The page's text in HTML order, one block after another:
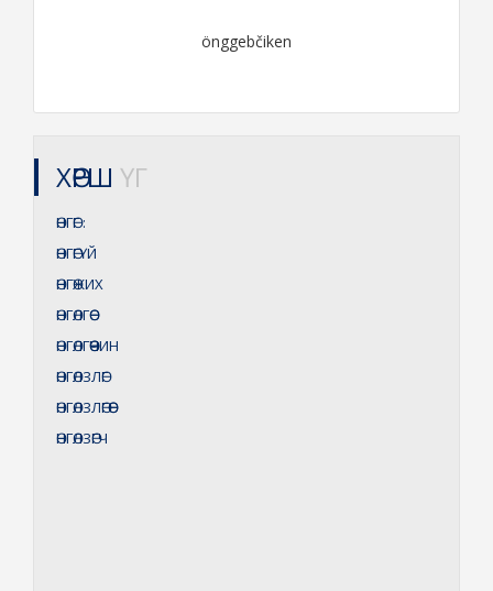
önggebčiken
ХӨРШ ҮГ
ӨНГӨГ:
ӨНГӨГҮЙ
ӨНГӨЖИХ
ӨНГӨЛГӨӨ
ӨНГӨЛГӨӨЧИН
ӨНГӨЛЗЛӨГ
ӨНГӨЛЗЛӨГӨӨ
ӨНГӨЛЗӨГЧ